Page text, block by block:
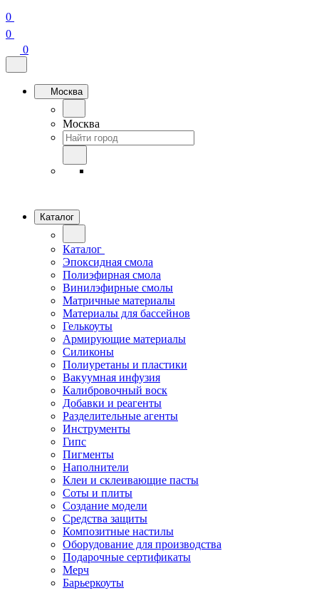
0
0
0
Москва
Москва
Каталог
Каталог
Эпоксидная смола
Полиэфирная смола
Винилэфирные смолы
Матричные материалы
Материалы для бассейнов
Гелькоуты
Армирующие материалы
Силиконы
Полиуретаны и пластики
Вакуумная инфузия
Калибровочный воск
Добавки и реагенты
Разделительные агенты
Инструменты
Гипс
Пигменты
Наполнители
Клеи и склеивающие пасты
Соты и плиты
Создание модели
Средства защиты
Композитные настилы
Оборудование для производства
Подарочные сертификаты
Мерч
Барьеркоуты